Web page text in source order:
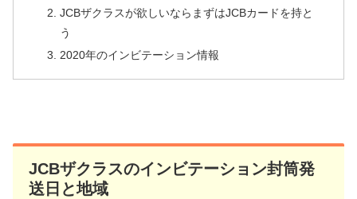
JCBザクラスが欲しいならまずはJCBカードを持と
う
2020年のインビテーション情報
JCBザクラスのインビテーション封筒発
送日と地域